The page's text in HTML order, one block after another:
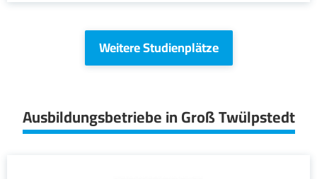
Weitere Studienplätze
Ausbildungsbetriebe in Groß Twülpstedt